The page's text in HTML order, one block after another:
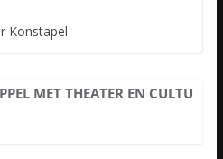
Konstapel
MET THEATER EN CULTU